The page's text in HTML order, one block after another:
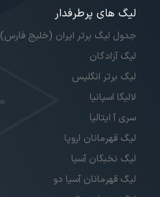
لیگ های پرطرفدار
جدول لیگ برتر ایران (خلیج فارس)
لیگ آزادگان
لیگ برتر انگلیس
لالیگا اسپانیا
سری آ ایتالیا
لیگ قهرمانان اروپا
لیگ نخبگان آسیا
لیگ قهرمانان آسیا دو